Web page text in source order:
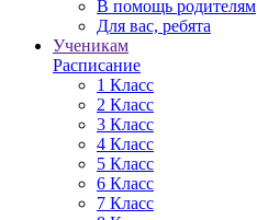
В помощь родителям
Для вас, ребята
Ученикам
Расписание
1 Класс
2 Класс
3 Класс
4 Класс
5 Класс
6 Класс
7 Класс